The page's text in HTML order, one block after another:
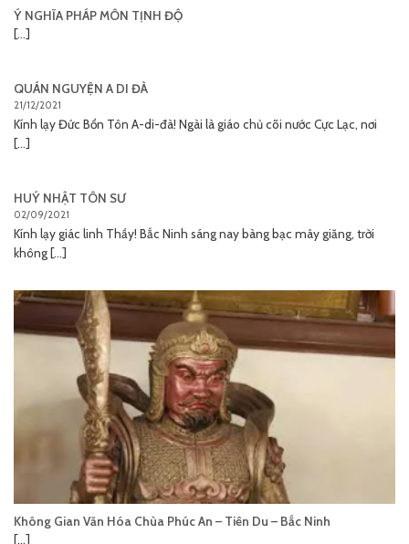
Ý NGHĨA PHÁP MÔN TỊNH ĐỘ
[...]
QUÁN NGUYỆN A DI ĐÀ
21/12/2021
Kính lạy Đức Bổn Tôn A-di-đà! Ngài là giáo chủ cõi nước Cực Lạc, nơi
[...]
HUÝ NHẬT TÔN SƯ
02/09/2021
Kính lạy giác linh Thầy! Bắc Ninh sáng nay bàng bạc mây giăng, trời
không [...]
Không Gian Văn Hóa Chùa Phúc An – Tiên Du – Bắc Ninh
[...]